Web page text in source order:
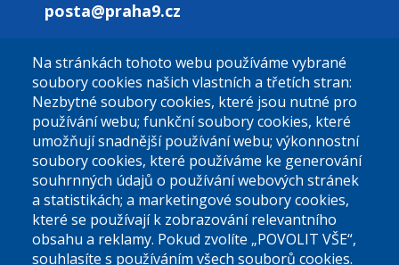
posta@praha9.cz
El. podatelna (bez el. podpisu):
podatelna@praha9.cz
Úřední dny:
Na stránkách tohoto webu používáme vybrané
soubory cookies našich vlastních a třetích stran:
Nezbytné soubory cookies, které jsou nutné pro
používání webu; funkční soubory cookies, které
umožňují snadnější používání webu; výkonnostní
soubory cookies, které používáme ke generování
souhrnných údajů o používání webových stránek
a statistikách; a marketingové soubory cookies,
které se používají k zobrazování relevantního
obsahu a reklamy. Pokud zvolíte „POVOLIT VŠE“,
souhlasíte s používáním všech souborů cookies.